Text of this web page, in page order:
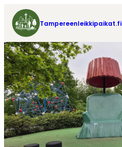
Tampereenleikkipaikat.fi